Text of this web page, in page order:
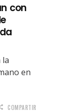
con
la
en
COMPARTIR